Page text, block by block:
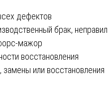
дефектов
брак,
мажор
восстановления
или восстановления